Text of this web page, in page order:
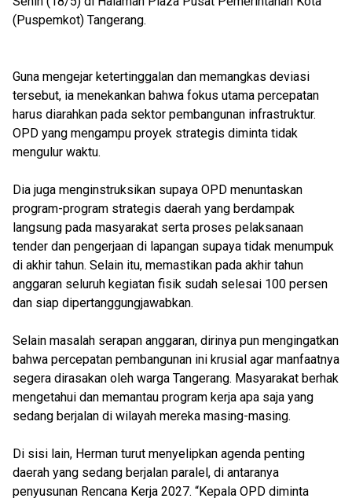
(Puspemkot) Tangerang.
Guna mengejar ketertinggalan dan memangkas deviasi
tersebut, ia menekankan bahwa fokus utama percepatan
harus diarahkan pada sektor pembangunan infrastruktur.
OPD yang mengampu proyek strategis diminta tidak
mengulur waktu.
Dia juga menginstruksikan supaya OPD menuntaskan
program-program strategis daerah yang berdampak
langsung pada masyarakat serta proses pelaksanaan
tender dan pengerjaan di lapangan supaya tidak menumpuk
di akhir tahun. Selain itu, memastikan pada akhir tahun
anggaran seluruh kegiatan fisik sudah selesai 100 persen
dan siap dipertanggungjawabkan.
Selain masalah serapan anggaran, dirinya pun mengingatkan
bahwa percepatan pembangunan ini krusial agar manfaatnya
segera dirasakan oleh warga Tangerang. Masyarakat berhak
mengetahui dan memantau program kerja apa saja yang
sedang berjalan di wilayah mereka masing-masing.
Di sisi lain, Herman turut menyelipkan agenda penting
daerah yang sedang berjalan paralel, di antaranya
penyusunan Rencana Kerja 2027. “Kepala OPD diminta